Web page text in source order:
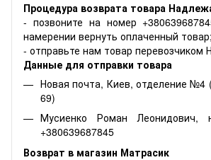
Процедура возврата товара
- позвоните на номер
намерении вернуть оплаченный товар;
- отправьте нам товар перевозчиком
Данные для отправки товара
Новая почта, Киев, отделение №4
69)
Мусиенко Роман Леонидович,
+380639687845
Возврат в магазин Матрасик